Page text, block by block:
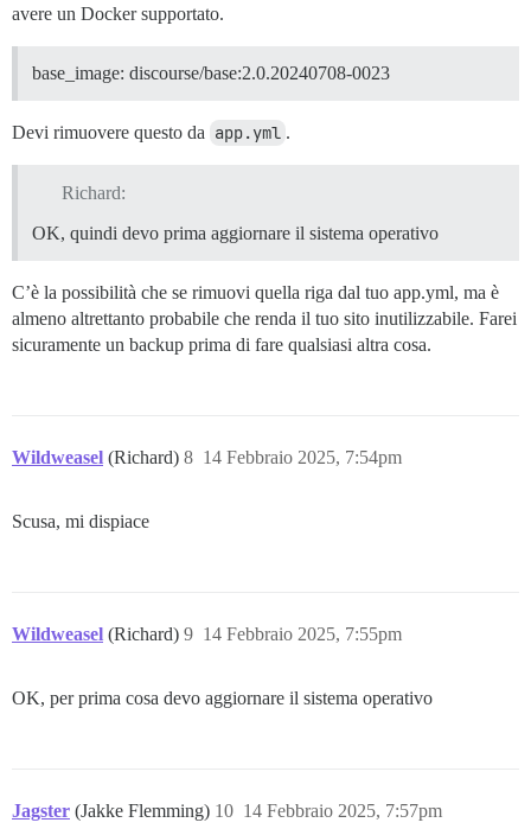
avere un Docker supportato.
base_image: discourse/base:2.0.20240708-0023
Devi rimuovere questo da app.yml .
Richard:
OK, quindi devo prima aggiornare il sistema operativo
C’è la possibilità che se rimuovi quella riga dal tuo app.yml, ma è
almeno altrettanto probabile che renda il tuo sito inutilizzabile. Farei
sicuramente un backup prima di fare qualsiasi altra cosa.
Wildweasel (Richard) 14 Febbraio 2025, 7:54pm
8
Scusa, mi dispiace
Wildweasel (Richard) 14 Febbraio 2025, 7:55pm
9
OK, per prima cosa devo aggiornare il sistema operativo
Jagster (Jakke Flemming) 14 Febbraio 2025, 7:57pm
10